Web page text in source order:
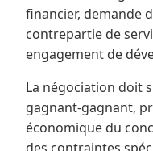
financier, demande
contrepartie de
engagement de
La négociation doit
gagnant-gagnant,
économique du